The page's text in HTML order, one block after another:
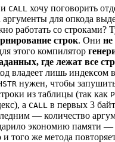
и CALL хочу поговорить
для опкода
работать со строками?
строк. Они
этого компилятор
где лежат все
владеет лишь индексом
нужен, чтобы
из таблицы (так как
а CALL в первых 3
— количество
экономию памяти —
того же метода